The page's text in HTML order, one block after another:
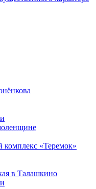
комплекс «Теремок»
в Талашкино